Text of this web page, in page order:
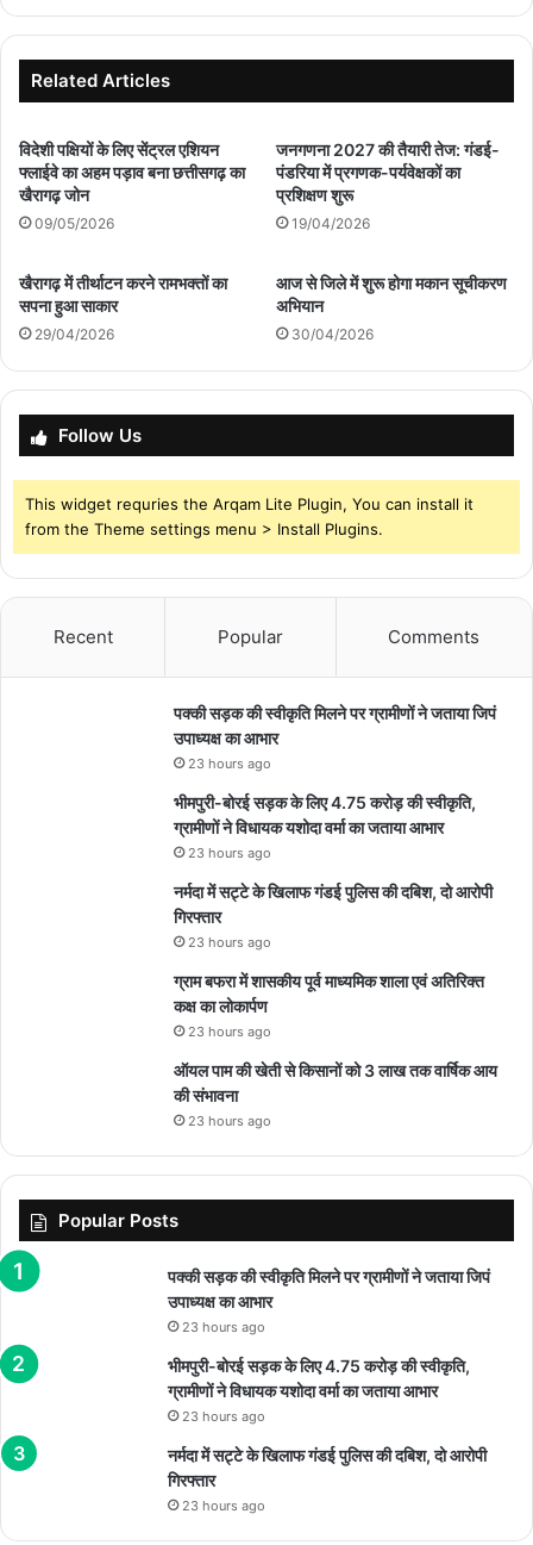
रूबरू
Related Articles
विदेशी पक्षियों के लिए सेंट्रल एशियन
फ्लाईवे का अहम पड़ाव बना छत्तीसगढ़ का
खैरागढ़ जोन
09/05/2026
जनगणना 2027 की तैयारी तेज: गंडई-
पंडरिया में प्रगणक-पर्यवेक्षकों का
प्रशिक्षण शुरू
19/04/2026
खैरागढ़ में तीर्थाटन करने रामभक्तों का
सपना हुआ साकार
29/04/2026
आज से जिले में शुरू होगा मकान सूचीकरण
अभियान
30/04/2026
Follow Us
This widget requries the Arqam Lite Plugin, You can install it
from the Theme settings menu > Install Plugins.
Recent Popular Comments
पक्की सड़क की स्वीकृति मिलने पर ग्रामीणों ने जताया जिपं
उपाध्यक्ष का आभार
23 hours ago
भीमपुरी-बोरई सड़क के लिए 4.75 करोड़ की स्वीकृति,
ग्रामीणों ने विधायक यशोदा वर्मा का जताया आभार
23 hours ago
नर्मदा में सट्टे के खिलाफ गंडई पुलिस की दबिश, दो आरोपी
गिरफ्तार
23 hours ago
ग्राम बफरा में शासकीय पूर्व माध्यमिक शाला एवं अतिरिक्त
कक्ष का लोकार्पण
23 hours ago
ऑयल पाम की खेती से किसानों को 3 लाख तक वार्षिक आय
की संभावना
23 hours ago
Popular Posts
पक्की सड़क की स्वीकृति मिलने पर ग्रामीणों ने जताया जिपं
उपाध्यक्ष का आभार
23 hours ago
भीमपुरी-बोरई सड़क के लिए 4.75 करोड़ की स्वीकृति,
ग्रामीणों ने विधायक यशोदा वर्मा का जताया आभार
23 hours ago
नर्मदा में सट्टे के खिलाफ गंडई पुलिस की दबिश, दो आरोपी
गिरफ्तार
23 hours ago